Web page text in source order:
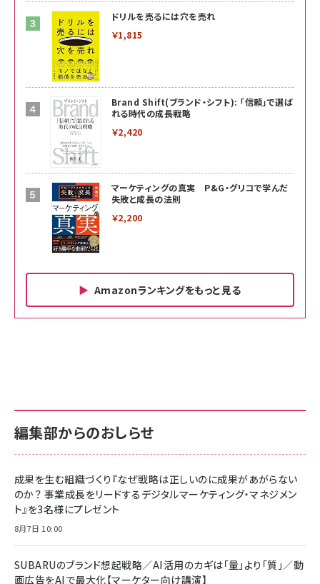
ドリルを売るには穴を売れ
￥1,815
Brand Shift(ブランド・シフト): 「信頼」で選ば
れる時代の成長戦略
￥2,420
マーケティングの真実 P&G・グリコで学んだ
失敗と成長の法則
￥2,200
Amazonランキングをもっと見る
￥880
anan(アンアン)2026/06/24号 No.2500増刊
スペシャルエディション[王道エンタメの矜持／
￥1,100
anan(アンアン)2026/07/08号 No.2502[2026
￥880
ママ投資家が育休中に１億貯めた株式投資
サポート正規品 メーカー保証5年 KLMEA128G
NIMASO ガラスフィルム iPhone 17 用 保護フィ
すい ガイド枠付き いPhone17 (6.3インチ) 対応
2枚セット DSP25F1698
￥1,599
￥6,980
サポート正規品 メーカー保証5年 KLMEA128G
Amazon eギフトカード - Amazonロゴ - クラ
￥5,000
Anker PowerLine III Flow USB-C & USB-C
Pro/Air 各種対応 (1.8m ミッドナイトブラック)
￥1,890
編集部からのおしらせ
成果を生む組織づくり『なぜ戦略は正しいのに成果があがらない
のか？ 事業成長をリードするデジタルマーケティング・マネジメン
ト』を3名様にプレゼント
8月7日 10:00
SUBARUのブランド想起戦略／AI活用のカギは「量」より「質」／動
画広告をAIで最大化【マーケター向け講演】